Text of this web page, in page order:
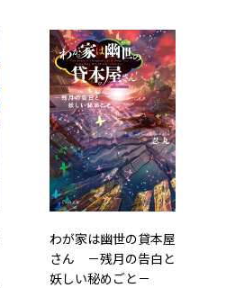
わが家は幽世の貸本屋
さん －残月の告白と
妖しい秘めごと－